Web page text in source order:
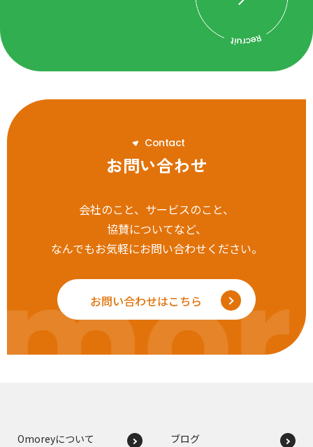
Contact
お問い合わせ
会社のこと、サービスのこと、
協賛についてなど、
なんでもお気軽にお問い合わせください。
お問い合わせはこちら
Omoreyについて ブログ